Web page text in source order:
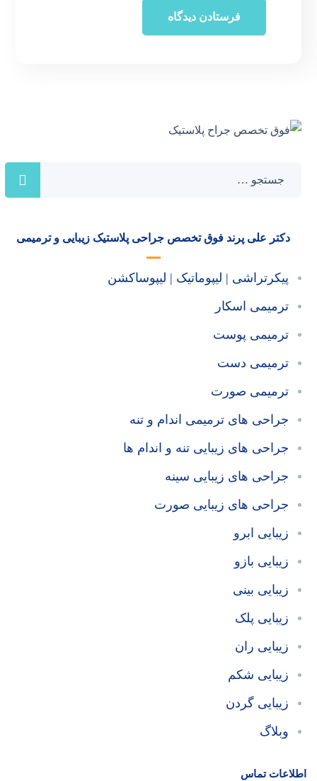
دکتر علی پرند فوق تخصص جراحی پلاستیک زیبایی و ترمیمی
پیکرتراشی | لیپوماتیک | لیپوساکشن
ترمیمی اسکار
ترمیمی پوست
ترمیمی دست
ترمیمی صورت
جراحی های ترمیمی اندام و تنه
جراحی های زیبایی تنه و اندام ها
جراحی های زیبایی سینه
جراحی های زیبایی صورت
زیبایی ابرو
زیبایی بازو
زیبایی بینی
زیبایی پلک
زیبایی ران
زیبایی شکم
زیبایی گردن
وبلاگ
اطلاعات تماس